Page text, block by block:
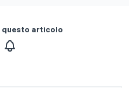
questo articolo